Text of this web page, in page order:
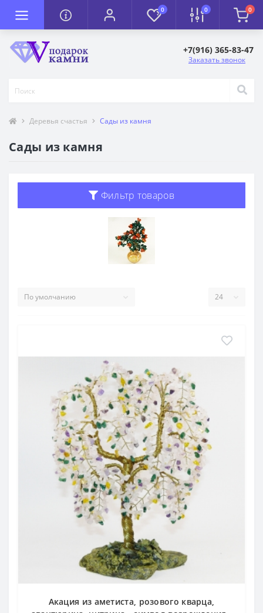
0 0 0
+7(916) 365-83-47
Заказать звонок
Деревья счастья Сады из камня
Сады из камня
Фильтр товаров
Акация из аметиста, розового кварца,